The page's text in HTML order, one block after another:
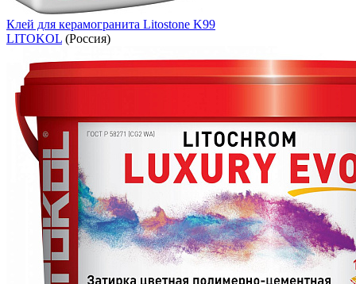
Клей для керамогранита Litostone K99
LITOKOL (Россия)